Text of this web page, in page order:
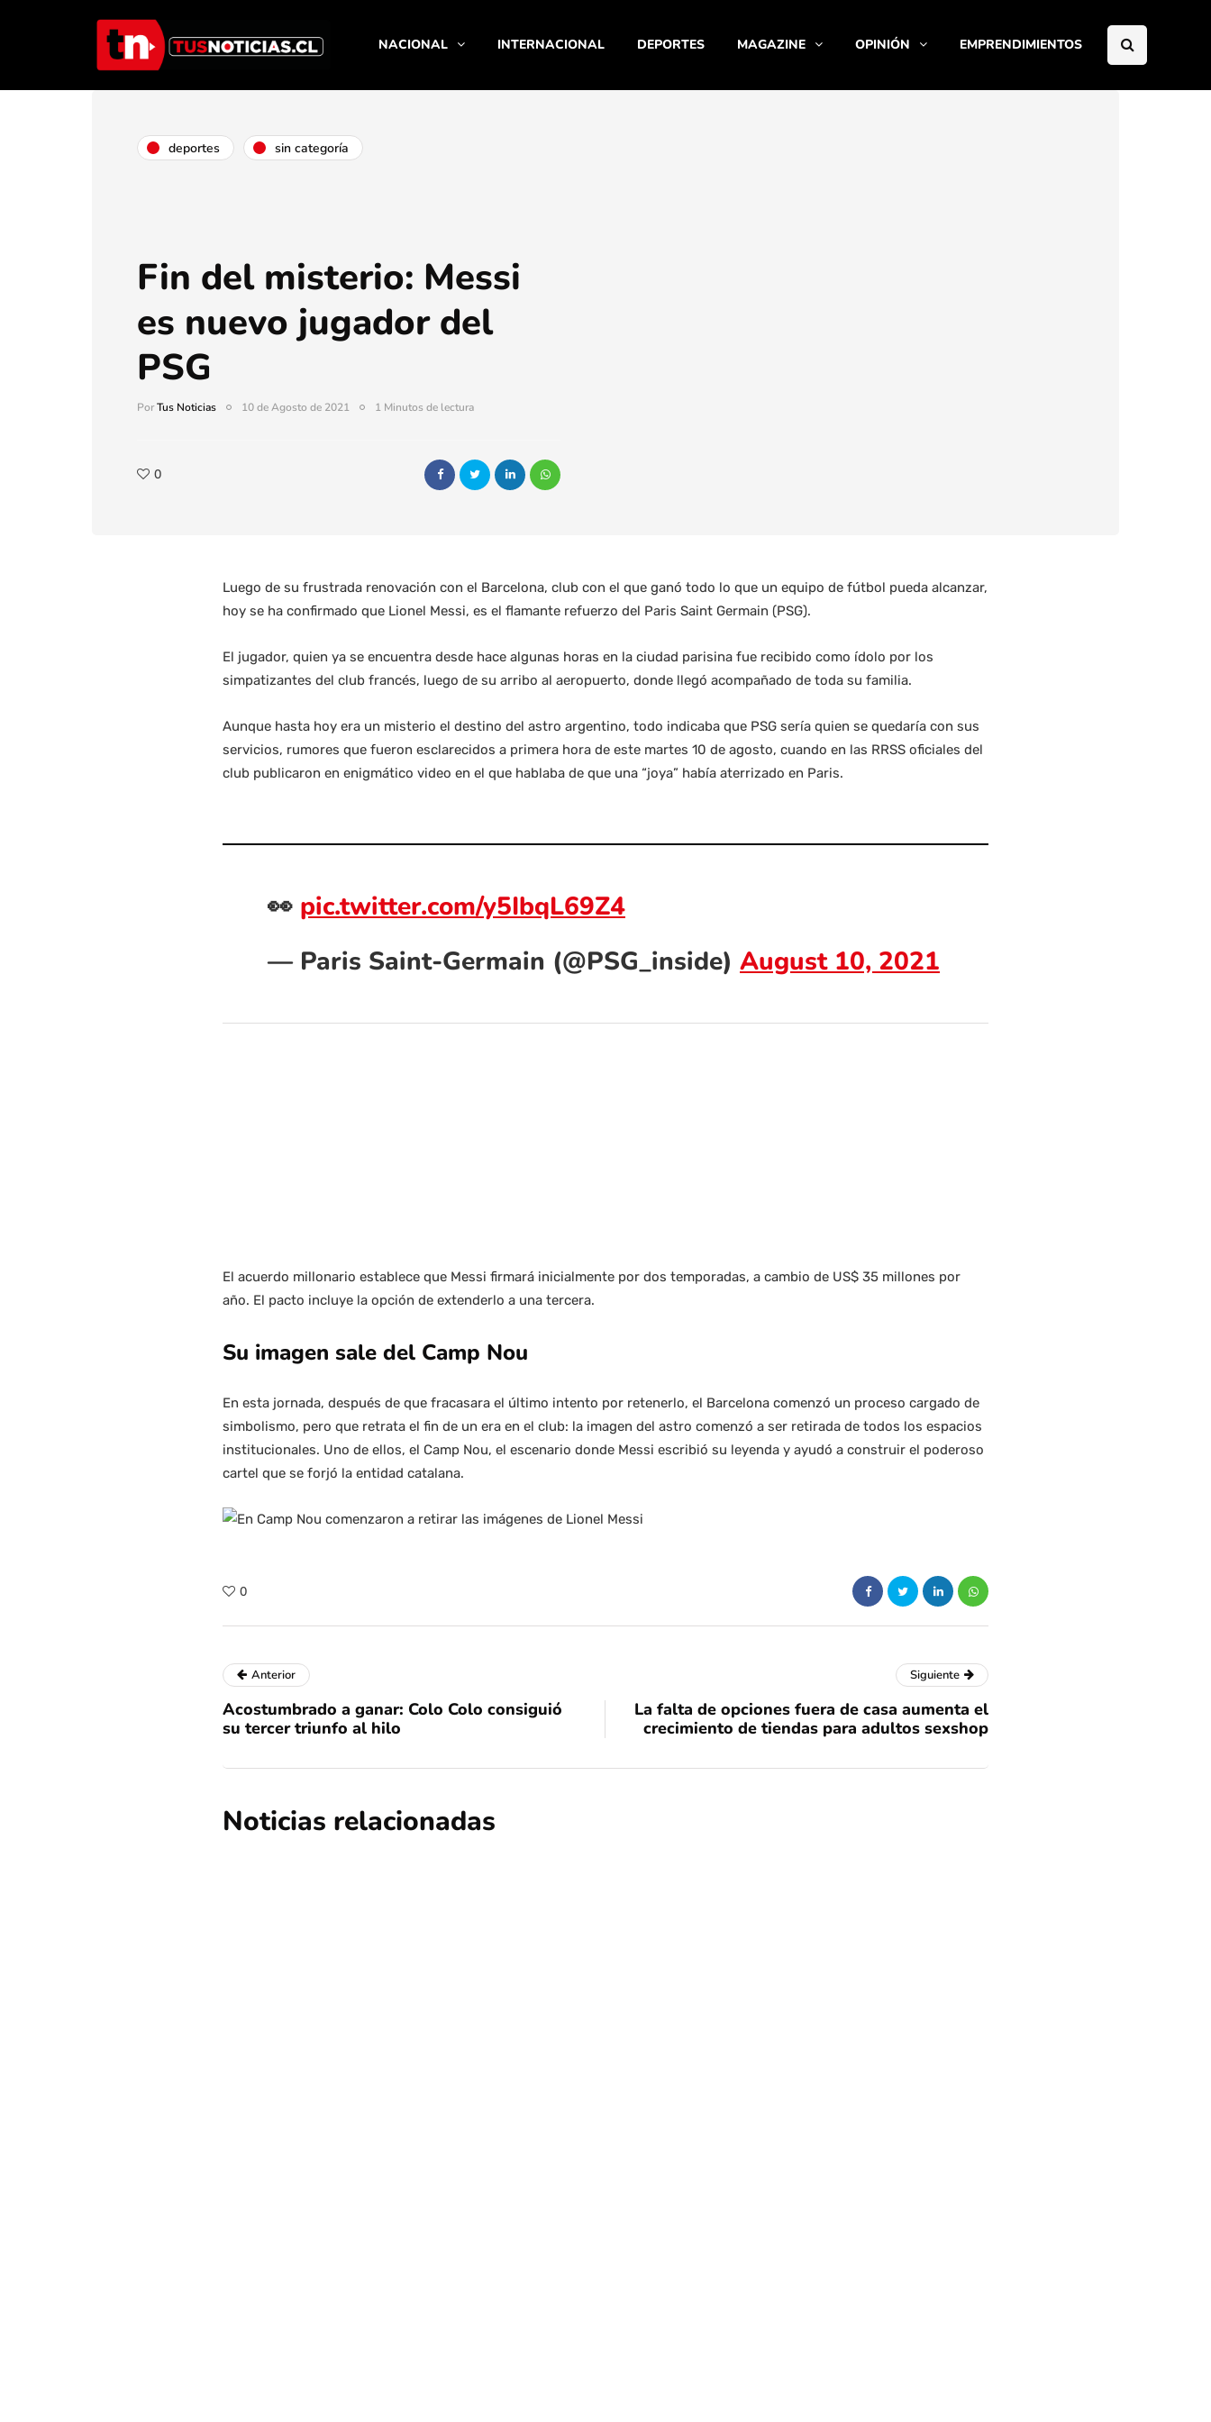
NACIONAL INTERNACIONAL DEPORTES MAGAZINE OPINIÓN EMPRENDIMIENTOS
deportes sin categoría
Fin del misterio: Messi
es nuevo jugador del
PSG
PorTus Noticias 10 de Agosto de 2021 1 Minutos de lectura
0
Luego de su frustrada renovación con el Barcelona, club con el que ganó todo lo que un equipo de fútbol pueda alcanzar,
hoy se ha confirmado que Lionel Messi, es el flamante refuerzo del Paris Saint Germain (PSG).
El jugador, quien ya se encuentra desde hace algunas horas en la ciudad parisina fue recibido como ídolo por los
simpatizantes del club francés, luego de su arribo al aeropuerto, donde llegó acompañado de toda su familia.
Aunque hasta hoy era un misterio el destino del astro argentino, todo indicaba que PSG sería quien se quedaría con sus
servicios, rumores que fueron esclarecidos a primera hora de este martes 10 de agosto, cuando en las RRSS oficiales del
club publicaron en enigmático video en el que hablaba de que una “joya” había aterrizado en Paris.
👀 pic.twitter.com/y5IbqL69Z4
— Paris Saint-Germain (@PSG_inside) August 10, 2021
El acuerdo millonario establece que Messi firmará inicialmente por dos temporadas, a cambio de US$ 35 millones por
año. El pacto incluye la opción de extenderlo a una tercera.
Su imagen sale del Camp Nou
En esta jornada, después de que fracasara el último intento por retenerlo, el Barcelona comenzó un proceso cargado de
simbolismo, pero que retrata el fin de un era en el club: la imagen del astro comenzó a ser retirada de todos los espacios
institucionales. Uno de ellos, el Camp Nou, el escenario donde Messi escribió su leyenda y ayudó a construir el poderoso
cartel que se forjó la entidad catalana.
0
Anterior
Acostumbrado a ganar: Colo Colo consiguió
su tercer triunfo al hilo
Siguiente
La falta de opciones fuera de casa aumenta el
crecimiento de tiendas para adultos sexshop
Noticias relacionadas